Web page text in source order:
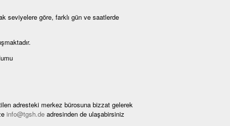
seviyelere göre, farklı gün ve saatlerde
adresteki merkez bürosuna bizzat gelerek
info@tgsh.de adresinden de ulaşabirsiniz